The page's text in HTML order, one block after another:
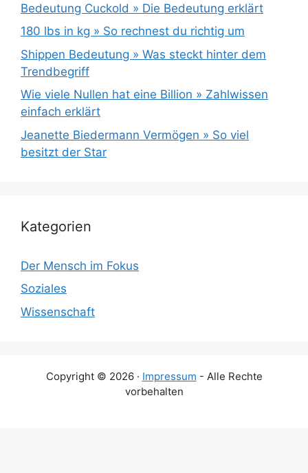
Bedeutung Cuckold » Die Bedeutung erklärt
180 lbs in kg » So rechnest du richtig um
Shippen Bedeutung » Was steckt hinter dem
Trendbegriff
Wie viele Nullen hat eine Billion » Zahlwissen
einfach erklärt
Jeanette Biedermann Vermögen » So viel
besitzt der Star
Kategorien
Der Mensch im Fokus
Soziales
Wissenschaft
Copyright © 2026 · Impressum - Alle Rechte
vorbehalten